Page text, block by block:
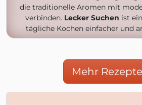
die traditionelle Aromen mit
verbinden. Lecker Suchen ist
tägliche Kochen einfacher und
Mehr Rezepte